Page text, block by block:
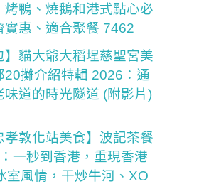
烤鴨、燒鵝和港式點心必
實惠、適合聚餐 7462
】貓大爺大稻埕慈聖宮美
20攤介紹特輯 2026：通
味道的時光隧道 (附影片)
孝敦化站美食】波記茶餐
一秒到香港，重現香港
室風情，干炒牛河、XO